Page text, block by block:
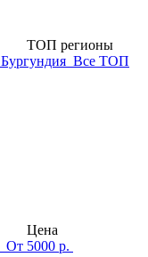
ТОП регионы
Бургундия Все ТОП
Цена
От 5000 р.